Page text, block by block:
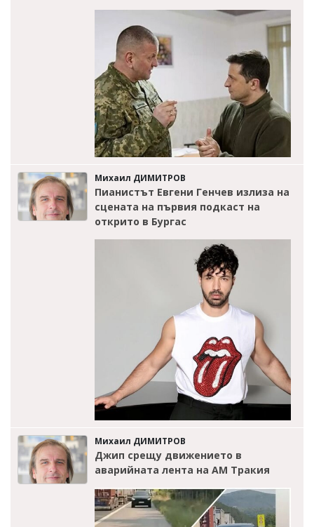
Михаил ДИМИТРОВ
Пианистът Евгени Генчев излиза на
сцената на първия подкаст на
открито в Бургас
Михаил ДИМИТРОВ
Джип срещу движението в
аварийната лента на АМ Тракия